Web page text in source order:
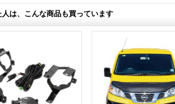
は、こんな商品も買っています